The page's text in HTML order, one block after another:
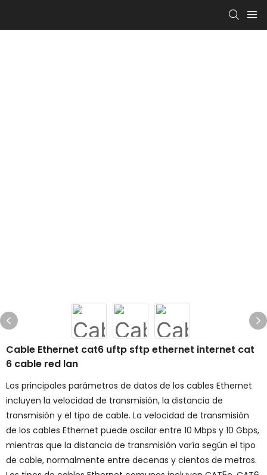
Cable Ethernet cat6 uftp sftp ethernet internet cat
6 cable red lan
Los principales parámetros de datos de los cables Ethernet
incluyen la velocidad de transmisión, la distancia de
transmisión y el tipo de cable. La velocidad de transmisión
de los cables Ethernet puede oscilar entre 10 Mbps y 10 Gbps,
mientras que la distancia de transmisión varía según el tipo
de cable, normalmente entre decenas y cientos de metros.